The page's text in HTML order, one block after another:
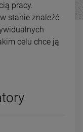
14
szlifierka
taśmowa do rur i profili
MBS 100x2000
pracy.
stanie znaleźć
celu chce ją